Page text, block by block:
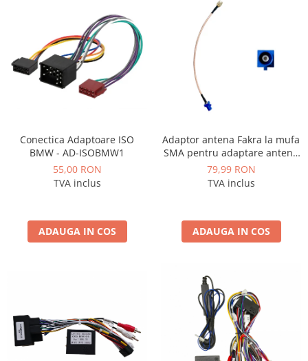
Land Rover
Citroen
Subaru
Jeep
Rame adaptoare Mazda
Rame adaptoare Kia
Rame adaptoare Alfa Romeo
Rame adaptoare Fiat
Rame adaptoare Hyundai
Rame adaptoare Mitsubishi
Rame adaptoare Chrysler
Conectica Adaptoare ISO
BMW - AD-ISOBMW1
55,00 RON
TVA inclus
ADAUGA IN COS
Adaptor antena Fakra la mufa
SMA pentru adaptare antena
gps originala la sistem
aftermarket - AD-BGCGPSOEM
79,99 RON
TVA inclus
ADAUGA IN COS